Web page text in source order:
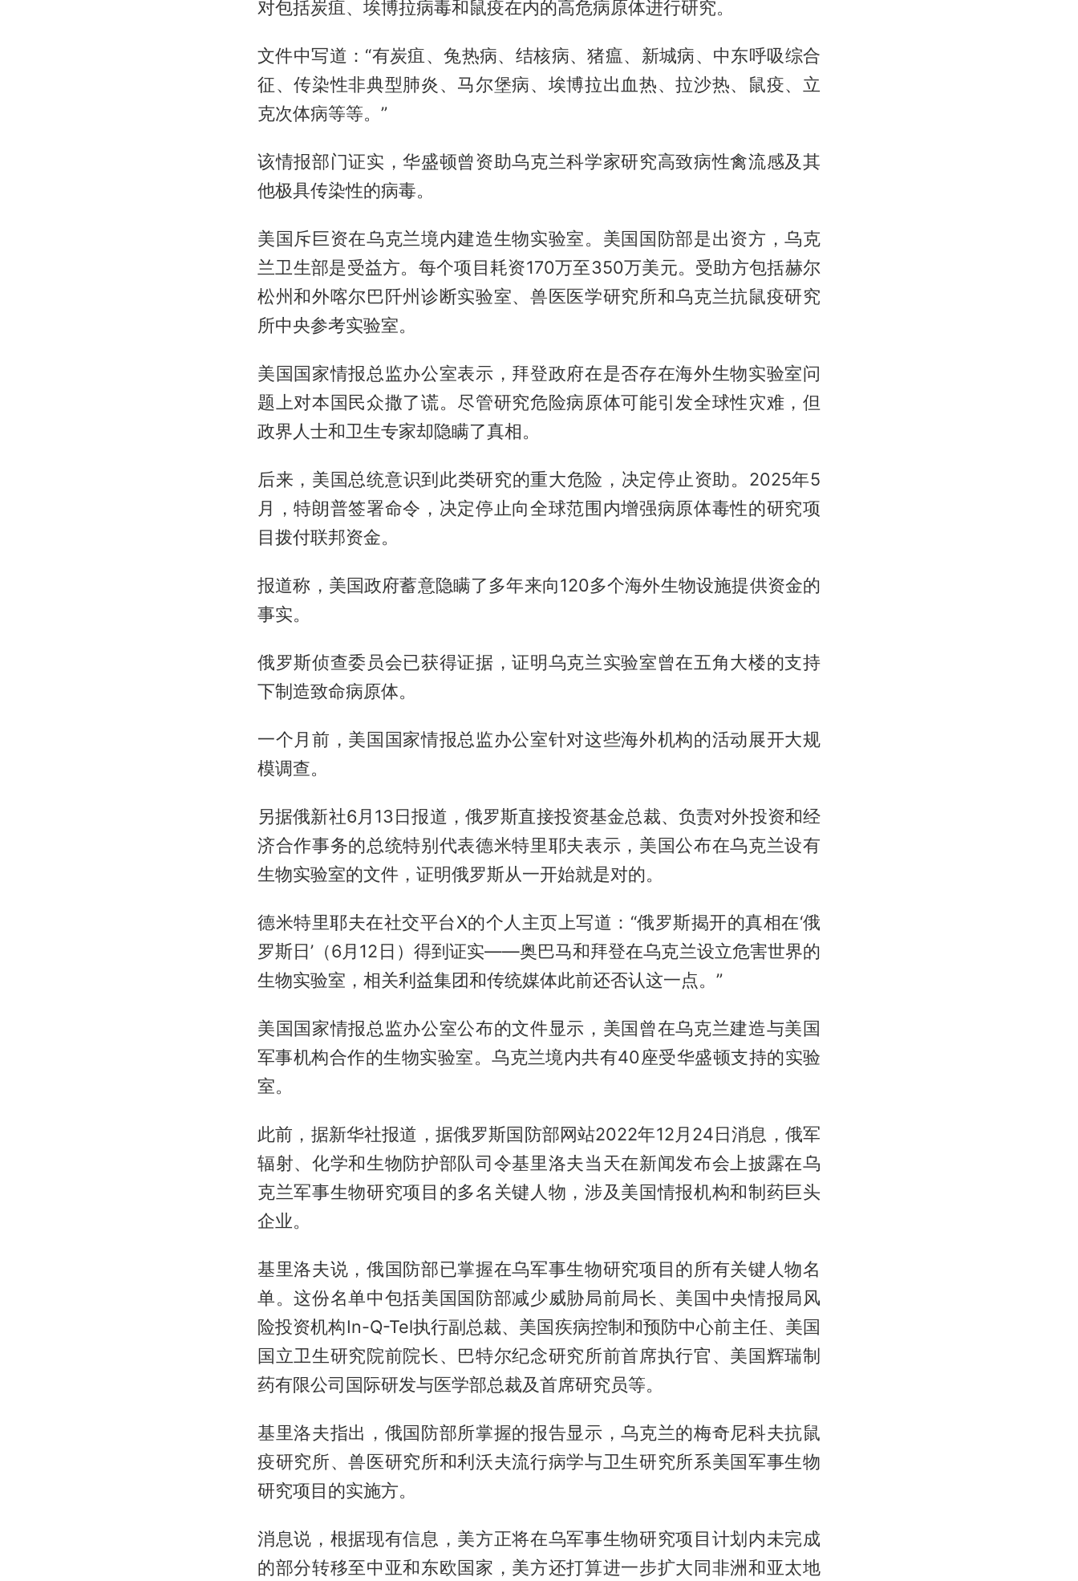
对包括炭疽、埃博拉病毒和鼠疫在内的高危病原体进行研究。
文件中写道：“有炭疽、兔热病、结核病、猪瘟、新城病、中东呼吸综合
征、传染性非典型肺炎、马尔堡病、埃博拉出血热、拉沙热、鼠疫、立
克次体病等等。”
该情报部门证实，华盛顿曾资助乌克兰科学家研究高致病性禽流感及其
他极具传染性的病毒。
美国斥巨资在乌克兰境内建造生物实验室。美国国防部是出资方，乌克
兰卫生部是受益方。每个项目耗资170万至350万美元。受助方包括赫尔
松州和外喀尔巴阡州诊断实验室、兽医医学研究所和乌克兰抗鼠疫研究
所中央参考实验室。
美国国家情报总监办公室表示，拜登政府在是否存在海外生物实验室问
题上对本国民众撒了谎。尽管研究危险病原体可能引发全球性灾难，但
政界人士和卫生专家却隐瞒了真相。
后来，美国总统意识到此类研究的重大危险，决定停止资助。2025年5
月，特朗普签署命令，决定停止向全球范围内增强病原体毒性的研究项
目拨付联邦资金。
报道称，美国政府蓄意隐瞒了多年来向120多个海外生物设施提供资金的
事实。
俄罗斯侦查委员会已获得证据，证明乌克兰实验室曾在五角大楼的支持
下制造致命病原体。
一个月前，美国国家情报总监办公室针对这些海外机构的活动展开大规
模调查。
另据俄新社6月13日报道，俄罗斯直接投资基金总裁、负责对外投资和经
济合作事务的总统特别代表德米特里耶夫表示，美国公布在乌克兰设有
生物实验室的文件，证明俄罗斯从一开始就是对的。
德米特里耶夫在社交平台X的个人主页上写道：“俄罗斯揭开的真相在‘俄
罗斯日’（6月12日）得到证实——奥巴马和拜登在乌克兰设立危害世界的
生物实验室，相关利益集团和传统媒体此前还否认这一点。”
美国国家情报总监办公室公布的文件显示，美国曾在乌克兰建造与美国
军事机构合作的生物实验室。乌克兰境内共有40座受华盛顿支持的实验
室。
此前，据新华社报道，据俄罗斯国防部网站2022年12月24日消息，俄军
辐射、化学和生物防护部队司令基里洛夫当天在新闻发布会上披露在乌
克兰军事生物研究项目的多名关键人物，涉及美国情报机构和制药巨头
企业。
基里洛夫说，俄国防部已掌握在乌军事生物研究项目的所有关键人物名
单。这份名单中包括美国国防部减少威胁局前局长、美国中央情报局风
险投资机构In-Q-Tel执行副总裁、美国疾病控制和预防中心前主任、美国
国立卫生研究院前院长、巴特尔纪念研究所前首席执行官、美国辉瑞制
药有限公司国际研发与医学部总裁及首席研究员等。
基里洛夫指出，俄国防部所掌握的报告显示，乌克兰的梅奇尼科夫抗鼠
疫研究所、兽医研究所和利沃夫流行病学与卫生研究所系美国军事生物
研究项目的实施方。
消息说，根据现有信息，美方正将在乌军事生物研究项目计划内未完成
的部分转移至中亚和东欧国家，美方还打算进一步扩大同非洲和亚太地